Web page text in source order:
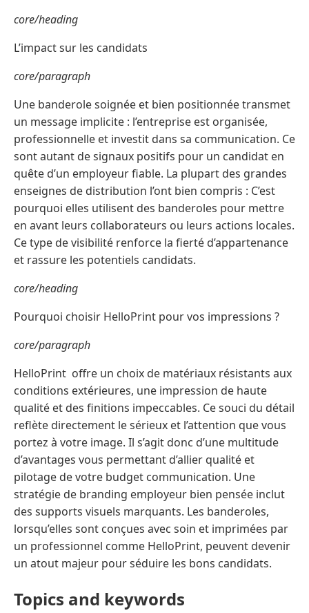
core/heading
L’impact sur les candidats
core/paragraph
Une banderole soignée et bien positionnée transmet
un message implicite : l’entreprise est organisée,
professionnelle et investit dans sa communication. Ce
sont autant de signaux positifs pour un candidat en
quête d’un employeur fiable. La plupart des grandes
enseignes de distribution l’ont bien compris : C’est
pourquoi elles utilisent des banderoles pour mettre
en avant leurs collaborateurs ou leurs actions locales.
Ce type de visibilité renforce la fierté d’appartenance
et rassure les potentiels candidats.
core/heading
Pourquoi choisir HelloPrint pour vos impressions ?
core/paragraph
HelloPrint offre un choix de matériaux résistants aux
conditions extérieures, une impression de haute
qualité et des finitions impeccables. Ce souci du détail
reflète directement le sérieux et l’attention que vous
portez à votre image. Il s’agit donc d’une multitude
d’avantages vous permettant d’allier qualité et
pilotage de votre budget communication. Une
stratégie de branding employeur bien pensée inclut
des supports visuels marquants. Les banderoles,
lorsqu’elles sont conçues avec soin et imprimées par
un professionnel comme HelloPrint, peuvent devenir
un atout majeur pour séduire les bons candidats.
Topics and keywords